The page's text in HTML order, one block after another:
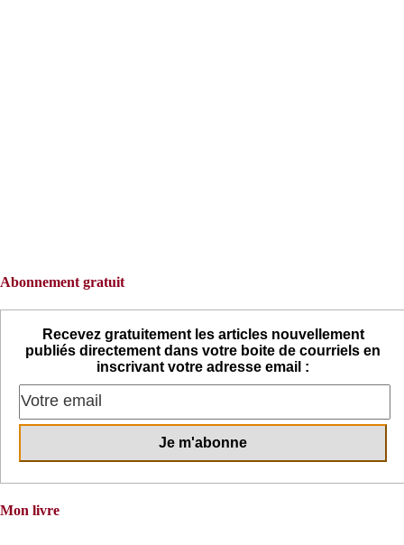
Abonnement gratuit
Recevez gratuitement les articles nouvellement
publiés directement dans votre boite de courriels en
inscrivant votre adresse email :
Mon livre